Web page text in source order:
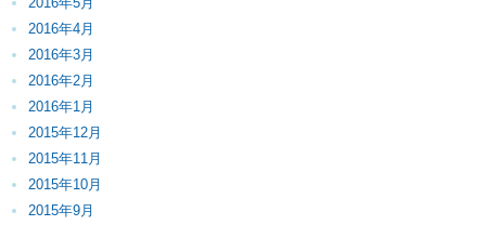
2016年4月
2016年3月
2016年2月
2016年1月
2015年12月
2015年11月
2015年10月
2015年9月